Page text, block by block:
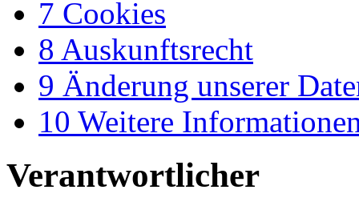
7 Cookies
8 Auskunftsrecht
9 Änderung unserer
10 Weitere
Verantwortlicher